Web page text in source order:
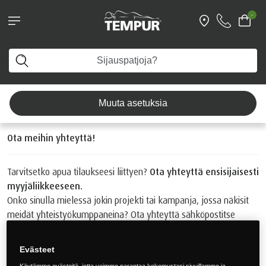
-
-tyynyt 199 € Osta nyt >
Näet Suomi-sivuston. Voit muuttaa asetuksiasi milloin
tahansa
Muuta asetuksia
Tarvitsetko apua?
Ota meihin yhteyttä!
Tarvitsetko apua tilaukseesi liittyen? Ota yhteyttä ensisijaisesti
myyjäliikkeeseen.
Onko sinulla mielessä jokin projekti tai kampanja, jossa näkisit
meidät yhteistyökumppaneina? Ota yhteyttä sähköpostitse
Asiakaspalvelu & maahantuonti Tempur Sealy Suomi Oy
Evästeet